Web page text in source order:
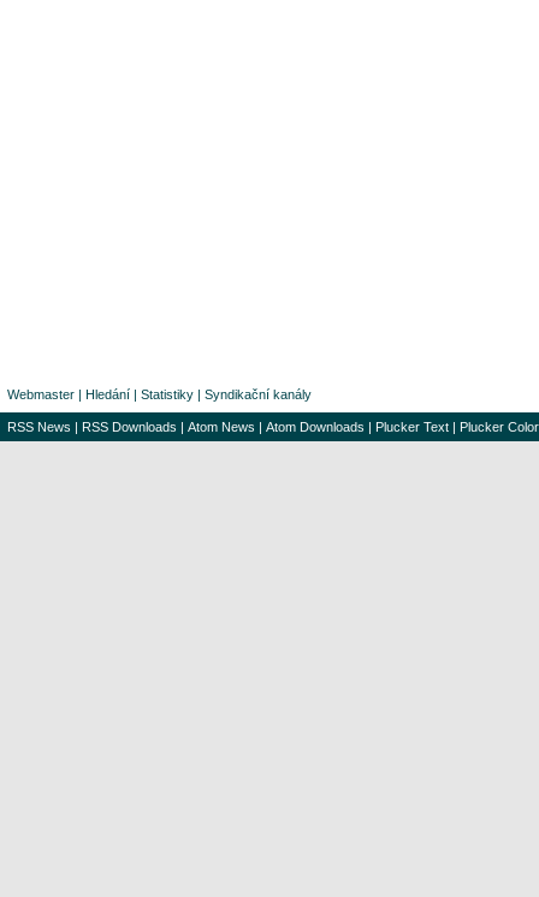
Webmaster | Hledání | Statistiky | Syndikační kanály
RSS News | RSS Downloads | Atom News | Atom Downloads | Plucker Text | Plucker Color